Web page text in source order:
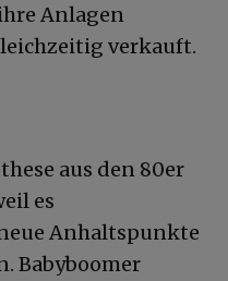
Anlagen
verkauft.
aus den 80er
es
Anhaltspunkte
Babyboomer